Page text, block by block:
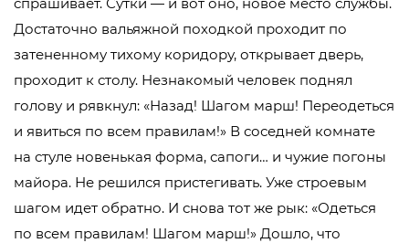
Достаточно вальяжной походкой проходит по
затененному тихому коридору, открывает дверь,
проходит к столу. Незнакомый человек поднял
голову и рявкнул: «Назад! Шагом марш! Переодеться
и явиться по всем правилам!» В соседней комнате
на стуле новенькая форма, сапоги… и чужие погоны
майора. Не решился пристегивать. Уже строевым
шагом идет обратно. И снова тот же рык: «Одеться
по всем правилам! Шагом марш!» Дошло, что